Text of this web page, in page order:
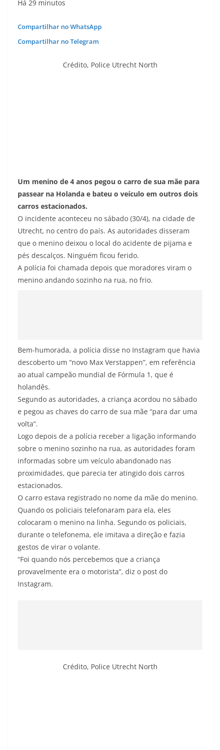
Há 29 minutos
Compartilhar no WhatsApp
Compartilhar no Telegram
Crédito, Police Utrecht North
Um menino de 4 anos pegou o carro de sua mãe para
passear na Holanda e bateu o veículo em outros dois
carros estacionados.
O incidente aconteceu no sábado (30/4), na cidade de
Utrecht, no centro do país. As autoridades disseram
que o menino deixou o local do acidente de pijama e
pés descalços. Ninguém ficou ferido.
A polícia foi chamada depois que moradores viram o
menino andando sozinho na rua, no frio.
Bem-humorada, a polícia disse no Instagram que havia
descoberto um “novo Max Verstappen”, em referência
ao atual campeão mundial de Fórmula 1, que é
holandês.
Segundo as autoridades, a criança acordou no sábado
e pegou as chaves do carro de sua mãe “para dar uma
volta”.
Logo depois de a polícia receber a ligação informando
sobre o menino sozinho na rua, as autoridades foram
informadas sobre um veículo abandonado nas
proximidades, que parecia ter atingido dois carros
estacionados.
O carro estava registrado no nome da mãe do menino.
Quando os policiais telefonaram para ela, eles
colocaram o menino na linha. Segundo os policiais,
durante o telefonema, ele imitava a direção e fazia
gestos de virar o volante.
“Foi quando nós percebemos que a criança
provavelmente era o motorista”, diz o post do
Instagram.
Crédito, Police Utrecht North